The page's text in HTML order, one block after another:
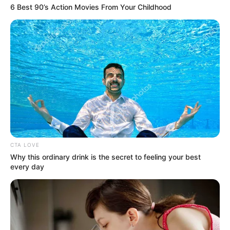
6 Best 90’s Action Movies From Your Childhood
CTA LOVE
Why this ordinary drink is the secret to feeling your best
every day